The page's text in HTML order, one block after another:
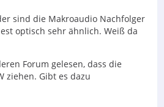
sind die Makroaudio Nachfolger
optisch sehr ähnlich. Weiß da
Forum gelesen, dass die
ziehen. Gibt es dazu